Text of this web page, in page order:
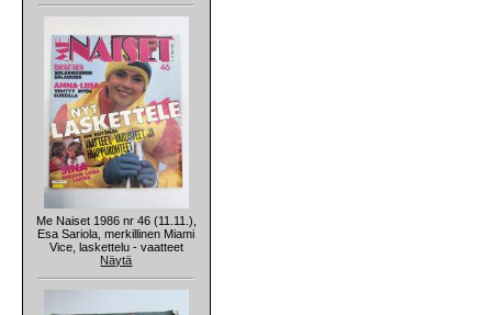
Me Naiset 1986 nr 46 (11.11.),
Esa Sariola, merkillinen Miami
Vice, laskettelu - vaatteet
Näytä